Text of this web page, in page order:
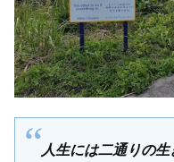
人生には二通りの生